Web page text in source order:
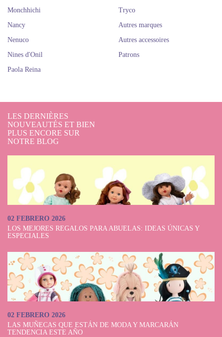
Monchhichi
Nancy
Nenuco
Nines d'Onil
Paola Reina
Tryco
Autres marques
Autres accessoires
Patrons
LES DERNIÈRES
NOUVEAUTÉS ET BIEN
PLUS ENCORE SUR
NOTRE BLOG
02 FEBRERO 2026
LOS MEJORES REGALOS PARA ABUELAS: IDEAS ÚNICAS Y
ESPECIALES
02 FEBRERO 2026
LAS MUÑECAS QUE ESTÁN DE MODA Y MARCARÁN
TENDENCIA ESTE AÑO